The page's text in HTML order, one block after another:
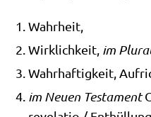
Wahr­heit,
Wirk­lich­keit, im
Wahr­haf­tig­keit,
im Neu­en Testa­ment